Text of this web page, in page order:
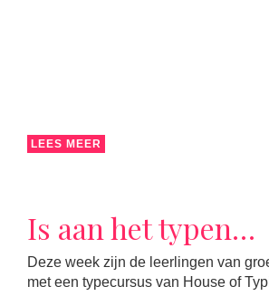
LEES MEER
Is aan het typen…
Deze week zijn de leerlingen van
met een typecursus van House of